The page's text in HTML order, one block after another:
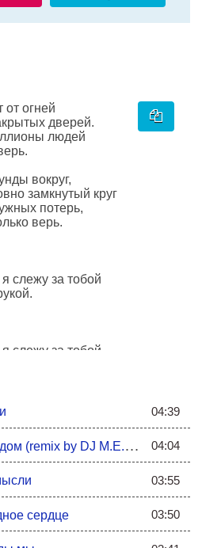
от огней
дверей.
людей
вокруг,
замкнутый круг
потерь,
верь.
слежу за тобой
слежу за тобой
летом.
желания
сияние.
рассвета,
вокруг,
04:39
by DJ M.E.G. &amp; N.E.R.A.K.) 04:04
03:55
сердце 03:50